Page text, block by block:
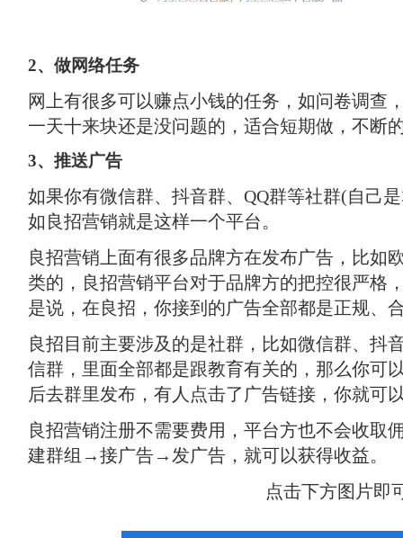
2、做网络任务
网上有很多可以赚点小钱的任务，如问卷调查
一天十来块还是没问题的，适合短期做，不断
3、推送广告
如果你有微信群、抖音群、QQ群等社群(自己
如良招营销就是这样一个平台。
良招营销上面有很多品牌方在发布广告，比如
类的，良招营销平台对于品牌方的把控很严格
是说，在良招，你接到的广告全部都是正规、
良招目前主要涉及的是社群，比如微信群、抖
信群，里面全部都是跟教育有关的，那么你可
后去群里发布，有人点击了广告链接，你就可
良招营销注册不需要费用，平台方也不会收
建群组→接广告→发广告，就可以获得收益。
点击下方图片即